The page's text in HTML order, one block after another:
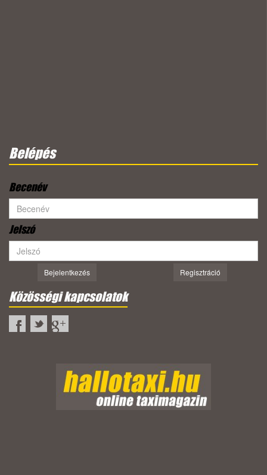
Belépés
Becenév
Jelszó
Bejelentkezés Regisztráció
Közösségi kapcsolatok